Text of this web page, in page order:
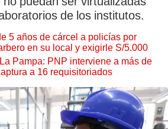
de los institutos.
5 años de cárcel a policías por
en su local y exigirle S/5.000
Pampa: PNP interviene a más de
a 16 requisitoriados